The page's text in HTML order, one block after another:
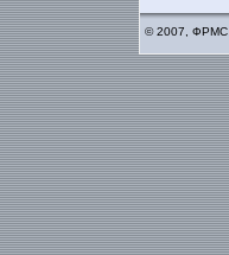
© 2007, ФРМС